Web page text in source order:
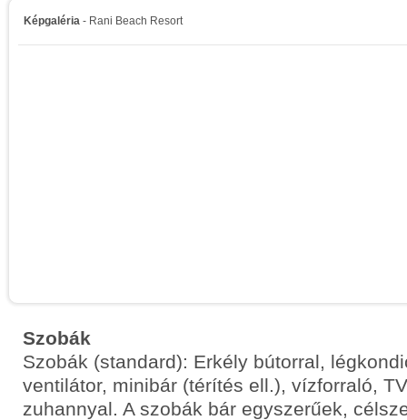
Képgaléria - Rani Beach Resort
Szobák
Szobák (standard): Erkély bútorral,
ventilátor, minibár (térítés ell.), vízforraló,
zuhannyal. A szobák bár egyszerűek,